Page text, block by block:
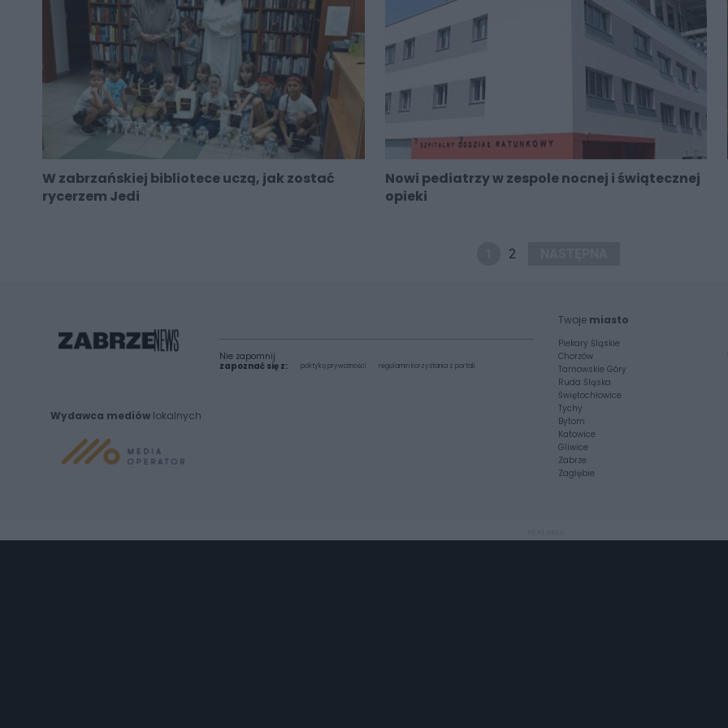
W zabrzańskiej bibliotece uczą, jak zostać
rycerzem Jedi
Nowi pediatrzy w zespole nocnej i świątecznej
opieki
2
Wydawca mediów lokalnych
Nie zapomnij
zapoznać się z:
polityką prywatności regulamin korzystania z portali
Twoje miasto
Piekary Śląskie
Chorzów
Tarnowskie Góry
Ruda Śląska
Świętochłowice
Tychy
Bytom
Katowice
Gliwice
Zabrze
Zagłębie